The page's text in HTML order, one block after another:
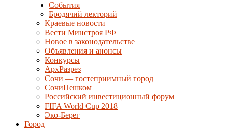
События
Бродячий лекторий
Краевые новости
Вести Минстроя РФ
Новое в законодательстве
Объявления и анонсы
Конкурсы
АрхРазрез
Сочи — гостеприимный город
СочиПешком
Российский инвестиционный форум
FIFA World Cup 2018
Эко-Берег
Город